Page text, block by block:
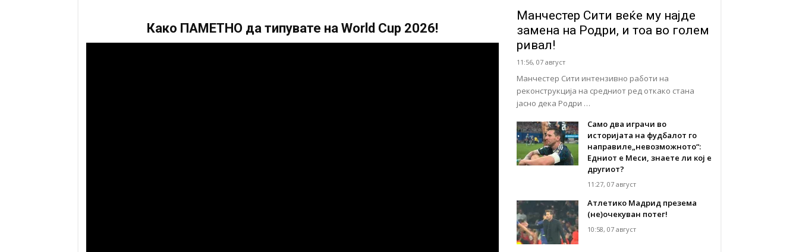
Како ПАМЕТНО да типувате на World Cup 2026!
Манчестер Сити веќе му најде
замена на Родри, и тоа во голем
ривал!
11:56, 07 август
Манчестер Сити интензивно работи на
реконструкција на средниот ред откако стана
јасно дека Родри …
Само два играчи во
историјата на фудбалот го
направиле„невозможното“:
Едниот е Меси, знаете ли кој е
другиот?
11:27, 07 август
Атлетико Мадрид презема
(не)очекуван потег!
10:58, 07 август